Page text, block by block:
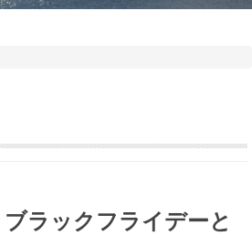
ブラックフライデーと